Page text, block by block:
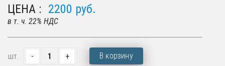
ЦЕНА : 2200 руб.
в т. ч. 22% НДС
шт. В корзину